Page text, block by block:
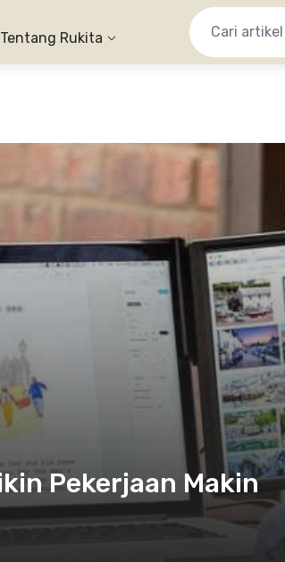
Tentang Rukita
Pekerjaan Makin